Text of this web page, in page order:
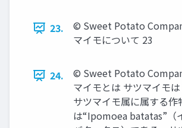
23.
© Sweet Potato
マイモについて 23
24.
© Sweet Potato
マイモとは サツマイモ
サツマイモ属に属する作
は“Ipomoea batatas”（